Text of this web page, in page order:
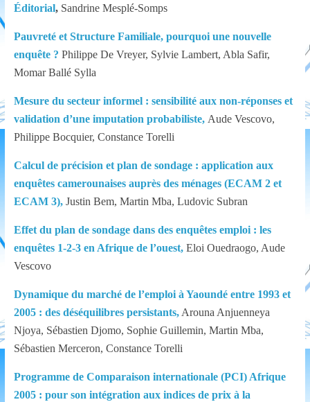
Appel à candidature au poste de Directeur
Éditorial, Sandrine Mesplé-Somps
Pauvreté et Structure Familiale, pourquoi une nouvelle
enquête ? Philippe De Vreyer, Sylvie Lambert, Abla Safir,
Momar Ballé Sylla
Mesure du secteur informel : sensibilité aux non-réponses et
validation d’une imputation probabiliste, Aude Vescovo,
Philippe Bocquier, Constance Torelli
Calcul de précision et plan de sondage : application aux
enquêtes camerounaises auprès des ménages (ECAM 2 et
ECAM 3), Justin Bem, Martin Mba, Ludovic Subran
Effet du plan de sondage dans des enquêtes emploi : les
enquêtes 1-2-3 en Afrique de l’ouest,Eloi Ouedraogo, Aude
Vescovo
Dynamique du marché de l’emploi à Yaoundé entre 1993 et
2005 : des déséquilibres persistants,Arouna Anjuenneya
Njoya, Sébastien Djomo, Sophie Guillemin, Martin Mba,
Sébastien Merceron, Constance Torelli
Programme de Comparaison internationale (PCI) Afrique
2005 : pour son intégration aux indices de prix à la